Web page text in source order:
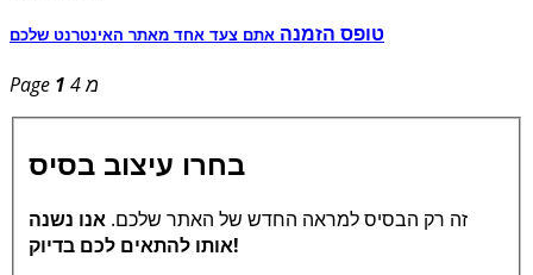
טופס הזמנה אתם צעד אחד מאתר האינטרנט שלכם
Page 1 מ 4
בחרו עיצוב בסיס
זה רק הבסיס למראה החדש של האתר שלכם. אנו נשנה
אותו להתאים לכם בדיוק!